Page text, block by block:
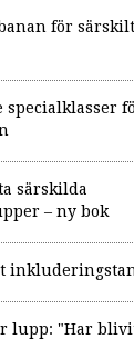
för
särskilda
– ny bok
lupp: "Har